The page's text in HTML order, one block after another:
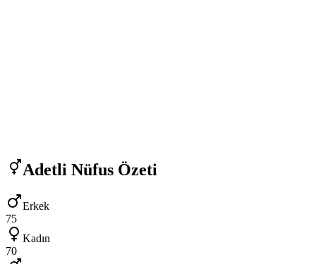
Adetli Nüfus Özeti
Erkek
75
Kadın
70